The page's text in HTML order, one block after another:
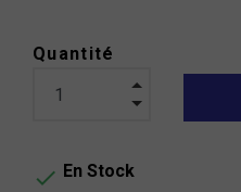
Quantité
 En Stock